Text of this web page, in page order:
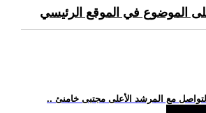
الموضوع في الموقع الرئيسي
التواصل مع المرشد الأعلى مجتبى خامنئ